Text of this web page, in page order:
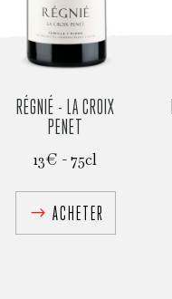
RÉGNIÉ - LA CROIX
PENET
13€ - 75cl
ACHETER